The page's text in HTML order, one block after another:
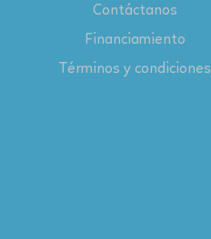
Contáctanos
Financiamiento
Términos y condiciones